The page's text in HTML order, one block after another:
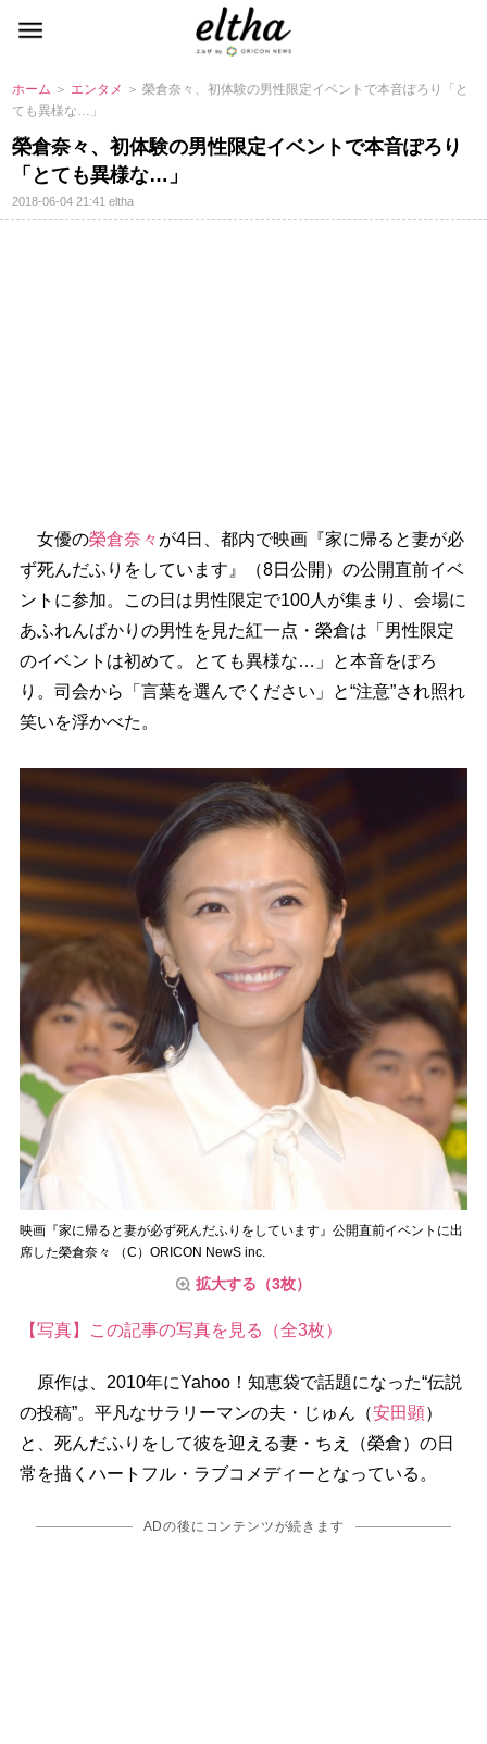
ホーム ＞ エンタメ ＞ 榮倉奈々、初体験の男性限定イベントで本音ぽろり「と
ても異様な…」
榮倉奈々、初体験の男性限定イベントで本音ぽろり
「とても異様な…」
2018-06-04 21:41eltha
女優の榮倉奈々 が4日、都内で映画『家に帰ると妻が必
ず死んだふりをしています』（8日公開）の公開直前イベ
ントに参加。この日は男性限定で100人が集まり、会場に
あふれんばかりの男性を見た紅一点・榮倉は「男性限定
のイベントは初めて。とても異様な…」と本音をぽろ
り。司会から「言葉を選んでください」と“注意”され照れ
笑いを浮かべた。
映画『家に帰ると妻が必ず死んだふりをしています』公開直前イベントに出
席した榮倉奈々 （C）ORICON NewS inc.
拡大する（3枚）
【写真】この記事の写真を見る（全3枚）
原作は、2010年にYahoo！知恵袋で話題になった“伝説
の投稿”。平凡なサラリーマンの夫・じゅん（安田顕）
と、死んだふりをして彼を迎える妻・ちえ（榮倉）の日
常を描くハートフル・ラブコメディーとなっている。
ADの後にコンテンツが続きます